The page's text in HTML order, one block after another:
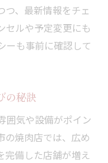
つ、最新情報をチェ
セルや予定変更にも
ーも事前に確認して
の秘訣
囲気や設備がポイン
の焼肉店では、広め
備した店舗が増え